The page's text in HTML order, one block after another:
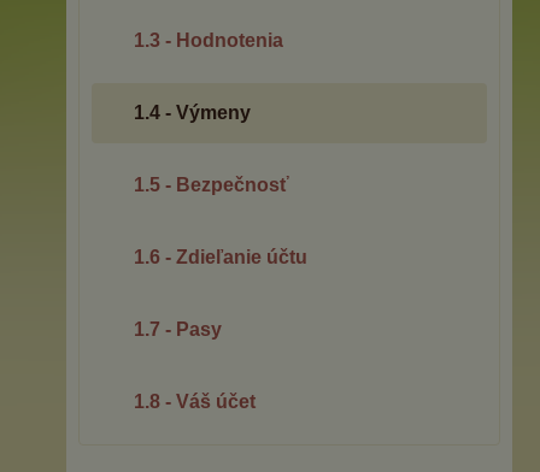
1.3 - Hodnotenia
1.4 - Výmeny
1.5 - Bezpečnosť
1.6 - Zdieľanie účtu
1.7 - Pasy
1.8 - Váš účet